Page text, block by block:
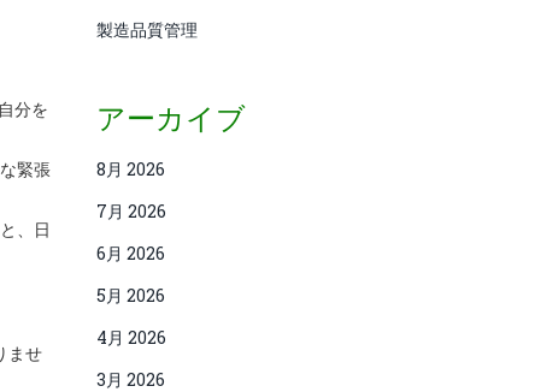
分を
緊張
、日
ませ
製造品質管理
アーカイブ
8月 2026
7月 2026
6月 2026
5月 2026
4月 2026
3月 2026